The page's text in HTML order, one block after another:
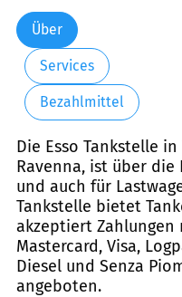
Über
Services
Bezahlmittel
Die Esso Tankstelle in
Ravenna, ist über
und auch für
Tankstelle bietet
akzeptiert Zahlungen
Mastercard, Visa,
Diesel und Senza
angeboten.